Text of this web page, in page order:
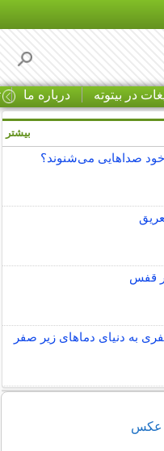
در بیتوته درباره ما
صداهایی می‌شنوند؟
قفس
به دنیای دماهای زیر صفر
بیشتر
عکس